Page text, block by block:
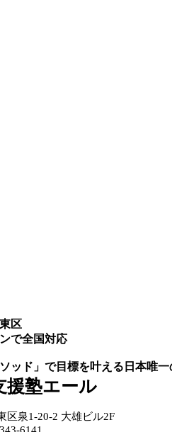
区
で全国対応
ソッド」で目標を叶える日本唯
援塾エール
区泉1-20-2 大雄ビル2F